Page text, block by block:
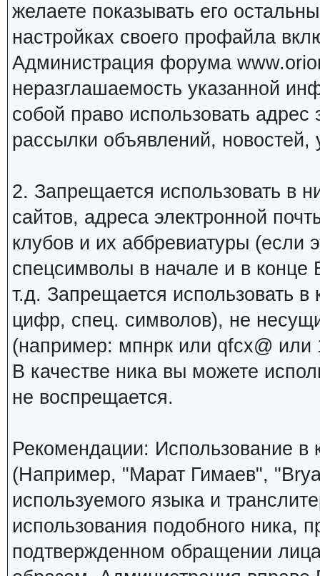
желаете показывать его
настройках своего профайла
Администрация форума
неразглашаемость указанной
собой право использовать
рассылки объявлений, новостей,
2. Запрещается использовать в
сайтов, адреса электронной
клубов и их аббревиатуры (если
спецсимволы в начале и в
т.д. Запрещается использовать
цифр, спец. символов), не
(например: мпнрк или qfcx@ или
В качестве ника вы можете
не воспрещается.
Рекомендации: Использование в
(Например, "Марат Гимаев",
используемого языка и
использования подобного ника,
подтвержденном обращении